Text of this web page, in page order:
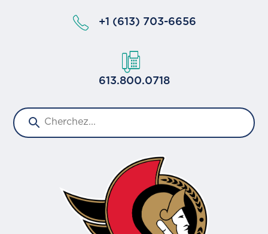
+1 (613) 703-6656
613.800.0718